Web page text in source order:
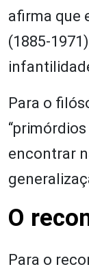
afirma que
(1885-
Para o
encontrar
O
Para o